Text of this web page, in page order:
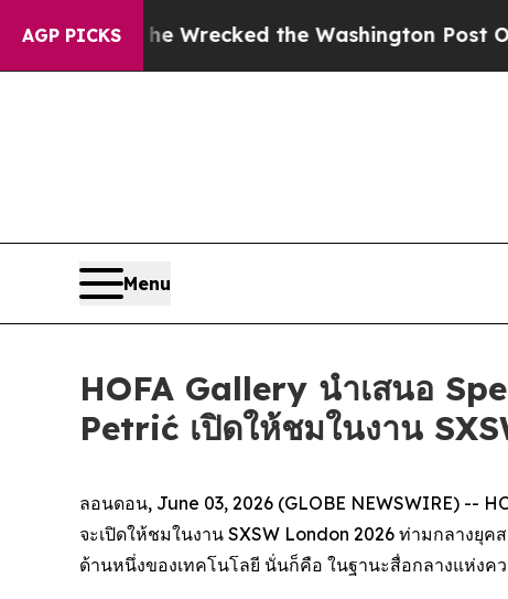
AGP PICKS
Bezos, he Wrecked the Washington Post
Menu
HOFA Gallery นำเสนอ
Petrić เปิดให้ชมในงาน
ลอนดอน, June 03, 2026 (GLOBE NEWSWIRE) --
จะเปิดให้ชมในงาน SXSW London 2026 ท่ามกลางยุ
ด้านหนึ่งของเทคโนโลยี นั่นก็คือ ในฐานะสื่อกลางแห่ง